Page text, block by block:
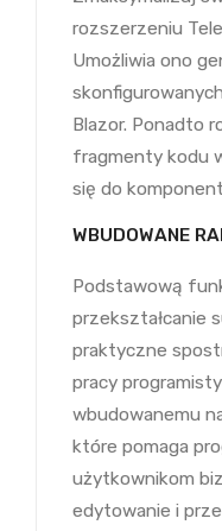
rozszerzeniu
Umożliwia ono
Blazor. Ponadto
fragmenty kodu
się do
WBUDOWANE
Podstawową
przekształcanie
praktyczne
pracy
wbudowanemu
które pomaga
użytkownikom
edytowanie i